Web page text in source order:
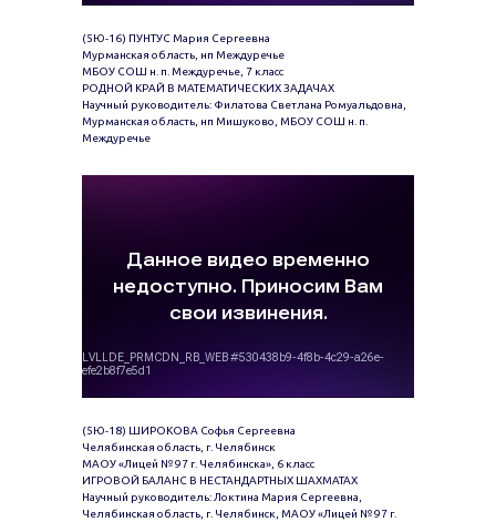
(5Ю-16) ПУНТУС Мария Сергеевна
Мурманская область, нп Междуречье
МБОУ СОШ н. п. Междуречье, 7 класс
РОДНОЙ КРАЙ В МАТЕМАТИЧЕСКИХ ЗАДАЧАХ
Научный руководитель: Филатова Светлана Ромуальдовна,
Мурманская область, нп Мишуково, МБОУ СОШ н. п.
Междуречье
(5Ю-18) ШИРОКОВА Софья Сергеевна
Челябинская область, г. Челябинск
МАОУ «Лицей № 97 г. Челябинска», 6 класс
ИГРОВОЙ БАЛАНС В НЕСТАНДАРТНЫХ ШАХМАТАХ
Научный руководитель: Локтина Мария Сергеевна,
Челябинская область, г. Челябинск, МАОУ «Лицей № 97 г.